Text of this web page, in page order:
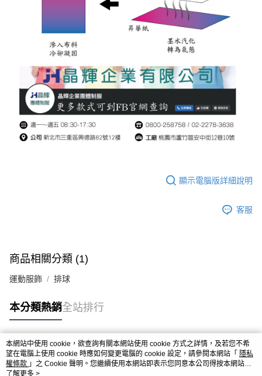
顯示電腦版詳細說明
客服
商品相關分類 (1)
運動服飾 排球
本分類熱銷全站排行
熱門標籤
本網站中使用 cookie，欲查詢有關本網站使用 cookie 方式之詳情，及若您不希
望在電腦上使用 cookie 時應如何變更電腦的 cookie 設定，請參閱本網站「 隱私
權條款 」之 Cookie 聲明。您繼續使用本網站即表示您同意本公司得按本網站使
用條款之 Cookie 聲明使用 cookie。
了解更多 >